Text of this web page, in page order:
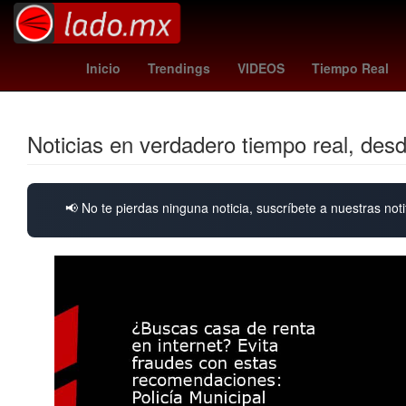
Inicio Trendings VIDEOS Tiempo Real
tormenta tropical lorenzo trayectoria Pago ley de
Noticias en verdadero tiempo real,
📢 No te pierdas ninguna noticia, suscríbete a nuestras